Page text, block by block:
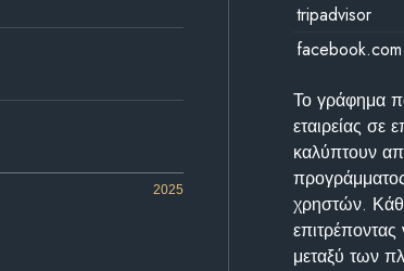
2025
tripadvisor
facebook.com
Το γράφημα
εταιρείας σε
καλύπτουν
χρηστών.
μεταξύ των